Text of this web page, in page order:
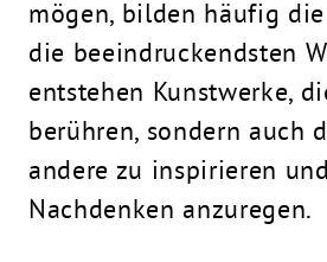
mögen, bilden häufig
die beeindruckendsten
entstehen Kunstwerke,
berühren, sondern auch
andere zu inspirieren
Nachdenken anzuregen.